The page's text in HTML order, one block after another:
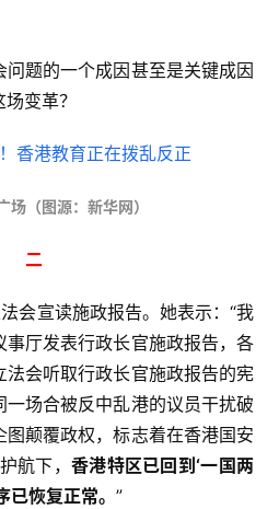
题的一个成因甚至是关键成因
变革？
场（图源：新华网）
二
会宣读施政报告。她表示：“我
厅发表行政长官施政报告，各
会听取行政长官施政报告的宪
场合被反中乱港的议员干扰破
颠覆政权，标志着在香港国安
航下， 香港特区已回到‘一国两
恢复正常。 ”